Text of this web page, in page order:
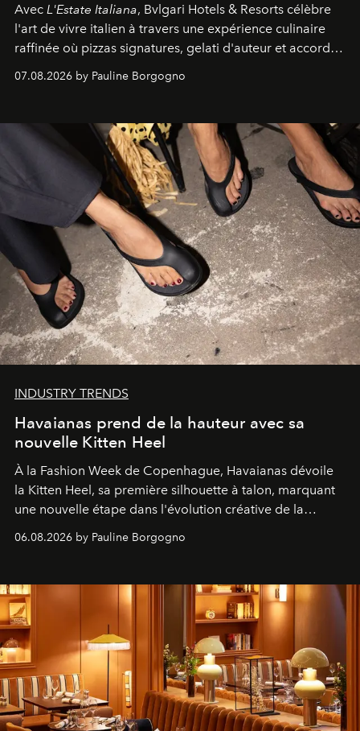
Avec L'Estate Italiana, Bvlgari Hotels & Resorts célèbre
l'art de vivre italien à travers une expérience culinaire
raffinée où pizzas signatures, gelati d'auteur et accords
d'exception composent un véritable voyage sensoriel.
07.08.2026 by Pauline Borgogno
INDUSTRY TRENDS
Havaianas prend de la hauteur avec sa
nouvelle Kitten Heel
À la Fashion Week de Copenhague, Havaianas dévoile
la Kitten Heel, sa première silhouette à talon, marquant
une nouvelle étape dans l'évolution créative de la
06.08.2026 by Pauline Borgogno